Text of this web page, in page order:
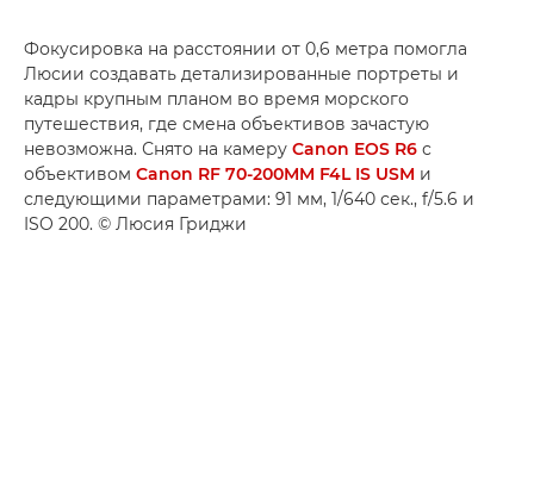
Фокусировка на расстоянии от 0,6 метра помогла
Люсии создавать детализированные портреты и
кадры крупным планом во время морского
путешествия, где смена объективов зачастую
невозможна. Снято на камеру Canon EOS R6 с
объективом Canon RF 70-200MM F4L IS USM и
следующими параметрами: 91 мм, 1/640 сек., f/5.6 и
ISO 200. © Люсия Гриджи